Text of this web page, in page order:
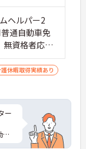
ヘルパー2
通自動車免
休暇取得実績あり
ー
も